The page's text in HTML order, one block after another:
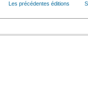
Les précédentes éditions